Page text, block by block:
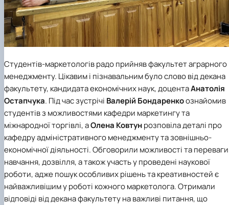
Студентів-маркетологів радо прийняв факультет аграрного
менеджменту. Цікавим і пізнавальним було слово від декана
факультету, кандидата економічних наук, доцентаАнатолія
Остапчука. Під час зустрічі Валерій Бондаренкоознайомив
студентів з можливостями кафедри маркетингу та
міжнародної торгівлі, аОлена Ковтунрозповіла деталі про
кафедру адміністративного менеджменту та зовнішньо-
економічної діяльності. Обговорили можливості та переваги
навчання, дозвілля, а також участь у проведені наукової
роботи, адже пошук особливих рішень та креативностей є
найважливішим у роботі кожного маркетолога. Отримали
відповіді від декана факультету на важливі питання, що